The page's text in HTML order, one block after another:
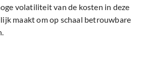
volatiliteit van de kosten in deze
maakt om op schaal betrouwbare